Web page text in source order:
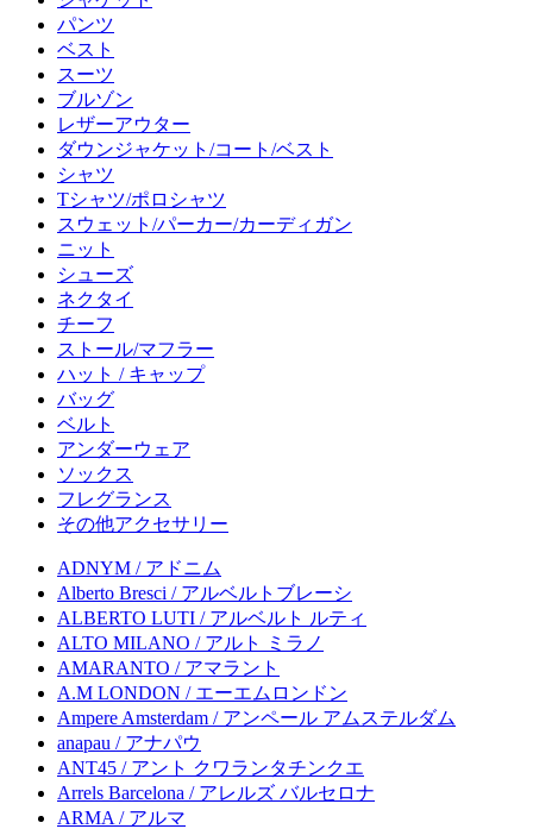
パンツ
ベスト
スーツ
ブルゾン
レザーアウター
ダウンジャケット/コート/ベスト
シャツ
Tシャツ/ポロシャツ
スウェット/パーカー/カーディガン
ニット
シューズ
ネクタイ
チーフ
ストール/マフラー
ハット / キャップ
バッグ
ベルト
アンダーウェア
ソックス
フレグランス
その他アクセサリー
ADNYM / アドニム
Alberto Bresci / アルベルトブレーシ
ALBERTO LUTI / アルベルト ルティ
ALTO MILANO / アルト ミラノ
AMARANTO / アマラント
A.M LONDON / エーエムロンドン
Ampere Amsterdam / アンペール アムステルダム
anapau / アナパウ
ANT45 / アント クワランタチンクエ
Arrels Barcelona / アレルズ バルセロナ
ARMA / アルマ